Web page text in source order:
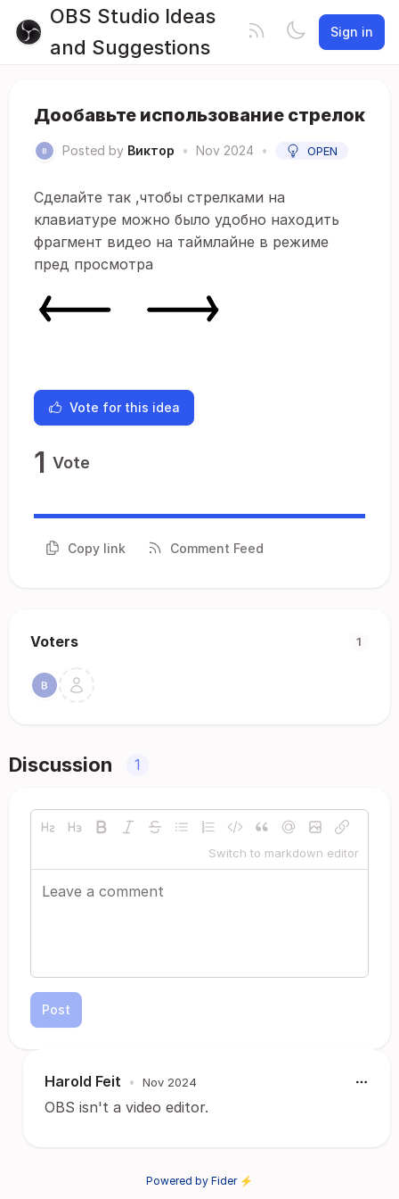
OBS Studio Ideas
and Suggestions
Sign in
Дообавьте использование стрелок
Posted by Виктор • Nov 2024 • OPEN
Сделайте так ,чтобы стрелками на
клавиатуре можно было удобно находить
фрагмент видео на таймлайне в режиме
пред просмотра
Vote for this idea
1 Vote
Copy link Comment Feed
Voters 1
Discussion 1
Switch to markdown editor
Post
Harold Feit • Nov 2024
OBS isn't a video editor.
Powered by Fider ⚡